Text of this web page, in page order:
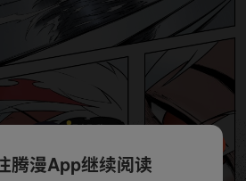
腾漫App继续阅读